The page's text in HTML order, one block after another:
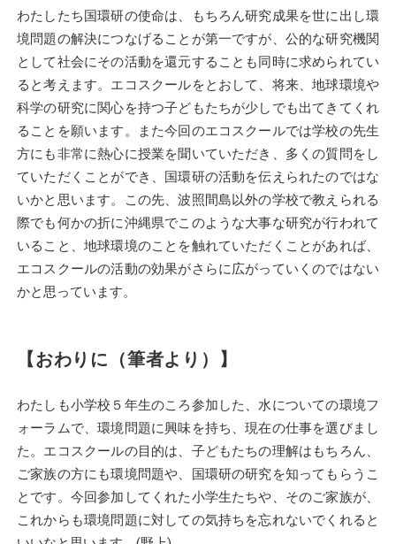
わたしたち国環研の使命は、もちろん研究成果を世に出し環
境問題の解決につなげることが第一ですが、公的な研究機関
として社会にその活動を還元することも同時に求められてい
ると考えます。エコスクールをとおして、将来、地球環境や
科学の研究に関心を持つ子どもたちが少しでも出てきてくれ
ることを願います。また今回のエコスクールでは学校の先生
方にも非常に熱心に授業を聞いていただき、多くの質問をし
ていただくことができ、国環研の活動を伝えられたのではな
いかと思います。この先、波照間島以外の学校で教えられる
際でも何かの折に沖縄県でこのような大事な研究が行われて
いること、地球環境のことを触れていただくことがあれば、
エコスクールの活動の効果がさらに広がっていくのではない
かと思っています。
【おわりに（筆者より）】
わたしも小学校５年生のころ参加した、水についての環境フ
ォーラムで、環境問題に興味を持ち、現在の仕事を選びまし
た。エコスクールの目的は、子どもたちの理解はもちろん、
ご家族の方にも環境問題や、国環研の研究を知ってもらうこ
とです。今回参加してくれた小学生たちや、そのご家族が、
これからも環境問題に対しての気持ちを忘れないでくれると